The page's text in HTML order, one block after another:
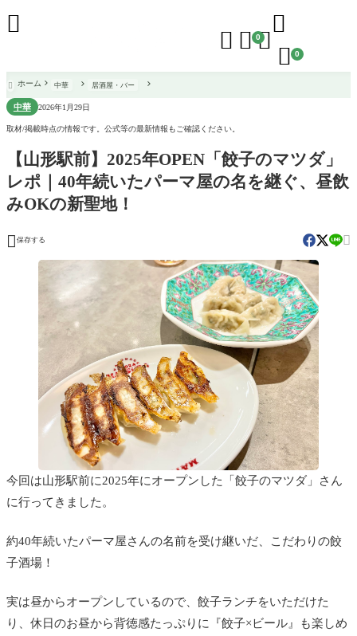
  0

 0

 ホーム 中華 居酒屋・バー
中華 2026年1月29日
取材/掲載時点の情報です。公式等の最新情報もご確認ください。
【山形駅前】2025年OPEN「餃子のマツダ」
レポ｜40年続いたパーマ屋の名を継ぐ、昼飲
みOKの新聖地！
 保存する 
今回は山形駅前に2025年にオープンした「餃子のマツダ」さん
に行ってきました。
約40年続いたパーマ屋さんの名前を受け継いだ、こだわりの餃
子酒場！
実は昼からオープンしているので、餃子ランチをいただけた
り、休日のお昼から背徳感たっぷりに『餃子×ビール』も楽しめ